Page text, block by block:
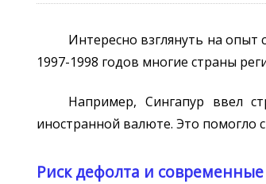
Интересно взглянуть на опыт
1997-1998 годов многие страны
Например, Сингапур ввел
иностранной валюте. Это помогло
Риск дефолта и